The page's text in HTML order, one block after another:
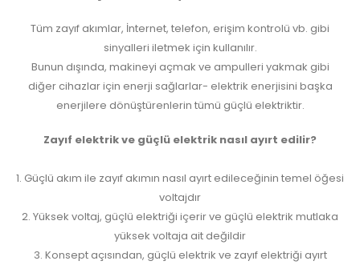
Tüm zayıf akımlar, İnternet, telefon, erişim kontrolü vb. gibi
sinyalleri iletmek için kullanılır.
Bunun dışında, makineyi açmak ve ampulleri yakmak gibi
diğer cihazlar için enerji sağlarlar- elektrik enerjisini başka
enerjilere dönüştürenlerin tümü güçlü elektriktir.
Zayıf elektrik ve güçlü elektrik nasıl ayırt edilir?
1. Güçlü akım ile zayıf akımın nasıl ayırt edileceğinin temel öğesi
voltajdır
2. Yüksek voltaj, güçlü elektriği içerir ve güçlü elektrik mutlaka
yüksek voltaja ait değildir
3. Konsept açısından, güçlü elektrik ve zayıf elektriği ayırt